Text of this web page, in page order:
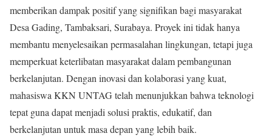
memberikan dampak positif yang signifikan bagi masyarakat
Desa Gading, Tambaksari, Surabaya. Proyek ini tidak hanya
membantu menyelesaikan permasalahan lingkungan, tetapi juga
memperkuat keterlibatan masyarakat dalam pembangunan
berkelanjutan. Dengan inovasi dan kolaborasi yang kuat,
mahasiswa KKN UNTAG telah menunjukkan bahwa teknologi
tepat guna dapat menjadi solusi praktis, edukatif, dan
berkelanjutan untuk masa depan yang lebih baik.